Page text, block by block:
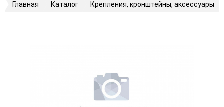
Главная Каталог Крепления, кронштейны, аксессуары